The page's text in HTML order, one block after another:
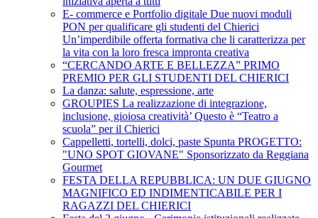
E- commerce e Portfolio digitale Due nuovi moduli
PON per qualificare gli studenti del Chierici
Un’imperdibile offerta formativa che li caratterizza per
la vita con la loro fresca impronta creativa
“CERCANDO ARTE E BELLEZZA” PRIMO
PREMIO PER GLI STUDENTI DEL CHIERICI
La danza: salute, espressione, arte
GROUPIES La realizzazione di integrazione,
inclusione, gioiosa creatività’ Questo è “Teatro a
scuola” per il Chierici
Cappelletti, tortelli, dolci, paste Spunta PROGETTO:
"UNO SPOT GIOVANE" Sponsorizzato da Reggiana
Gourmet
FESTA DELLA REPUBBLICA: UN DUE GIUGNO
MAGNIFICO ED INDIMENTICABILE PER I
RAGAZZI DEL CHIERICI